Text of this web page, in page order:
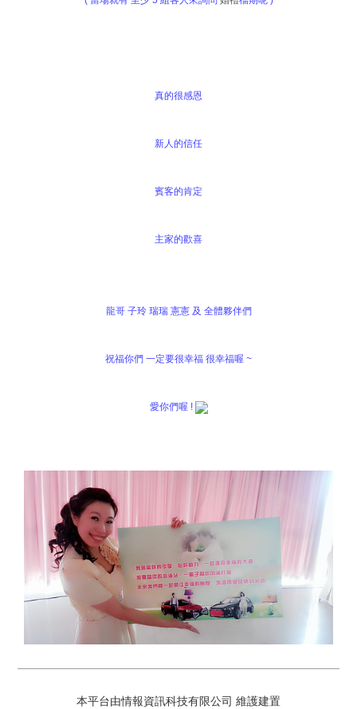
真的很感恩
新人的信任
賓客的肯定
主家的歡喜
龍哥 子玲 瑞瑞 憲憲 及 全體夥伴們
祝福你們 一定要很幸福 很幸福喔 ~
愛你們喔 !
本平台由情報資訊科技有限公司 維護建置